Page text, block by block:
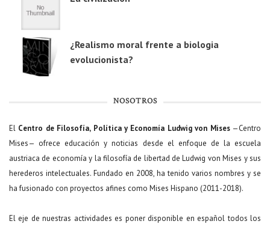
¿Realismo moral frente a biologia
evolucionista?
NOSOTROS
El Centro de Filosofía, Política y Economía Ludwig von Mises—Centro
Mises— ofrece educación y noticias desde el enfoque de la escuela
austriaca de economía y la filosofía de libertad de Ludwig von Mises y sus
herederos intelectuales. Fundado en 2008, ha tenido varios nombres y se
ha fusionado con proyectos afines como Mises Hispano (2011-2018).
El eje de nuestras actividades es poner disponible en español todos los